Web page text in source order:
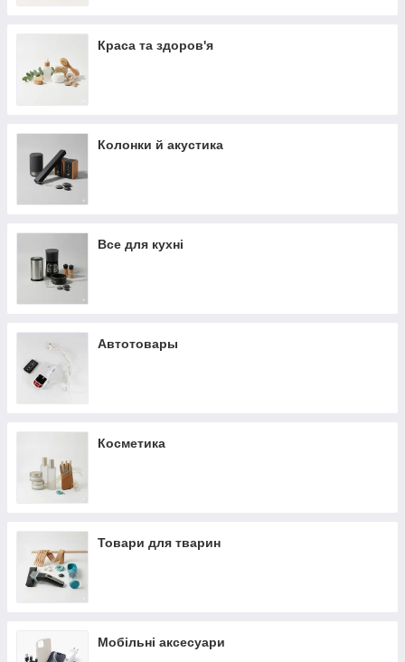
Краса та здоров'я
Колонки й акустика
Все для кухні
Автотовары
Косметика
Товари для тварин
Мобільні аксесуари